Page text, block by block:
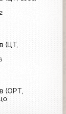
(ЦТ,
(ОРТ,